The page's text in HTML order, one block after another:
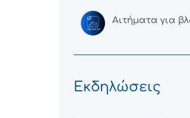
Αιτήματα για
Εκδηλώσεις